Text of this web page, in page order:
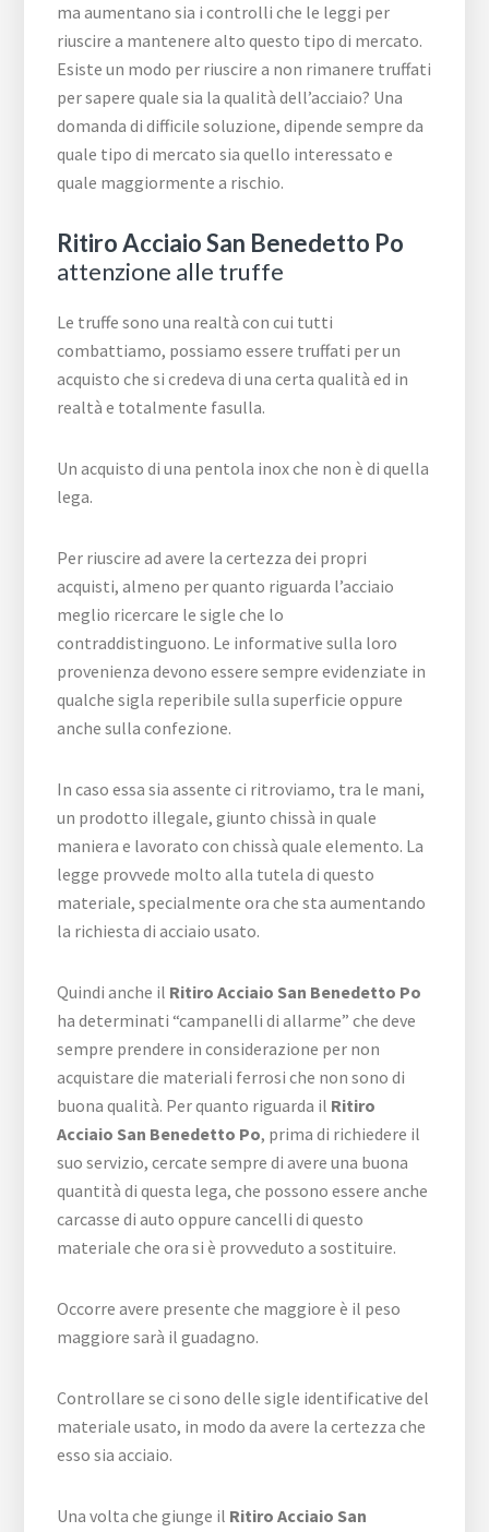
ma aumentano sia i controlli che le leggi per
riuscire a mantenere alto questo tipo di mercato.
Esiste un modo per riuscire a non rimanere truffati
per sapere quale sia la qualità dell’acciaio? Una
domanda di difficile soluzione, dipende sempre da
quale tipo di mercato sia quello interessato e
quale maggiormente a rischio.
Ritiro Acciaio San Benedetto Po
attenzione alle truffe
Le truffe sono una realtà con cui tutti
combattiamo, possiamo essere truffati per un
acquisto che si credeva di una certa qualità ed in
realtà e totalmente fasulla.
Un acquisto di una pentola inox che non è di quella
lega.
Per riuscire ad avere la certezza dei propri
acquisti, almeno per quanto riguarda l’acciaio
meglio ricercare le sigle che lo
contraddistinguono. Le informative sulla loro
provenienza devono essere sempre evidenziate in
qualche sigla reperibile sulla superficie oppure
anche sulla confezione.
In caso essa sia assente ci ritroviamo, tra le mani,
un prodotto illegale, giunto chissà in quale
maniera e lavorato con chissà quale elemento. La
legge provvede molto alla tutela di questo
materiale, specialmente ora che sta aumentando
la richiesta di acciaio usato.
Quindi anche il Ritiro Acciaio San Benedetto Po
ha determinati “campanelli di allarme” che deve
sempre prendere in considerazione per non
acquistare die materiali ferrosi che non sono di
buona qualità. Per quanto riguarda il Ritiro
Acciaio San Benedetto Po, prima di richiedere il
suo servizio, cercate sempre di avere una buona
quantità di questa lega, che possono essere anche
carcasse di auto oppure cancelli di questo
materiale che ora si è provveduto a sostituire.
Occorre avere presente che maggiore è il peso
maggiore sarà il guadagno.
Controllare se ci sono delle sigle identificative del
materiale usato, in modo da avere la certezza che
esso sia acciaio.
Una volta che giunge il Ritiro Acciaio San